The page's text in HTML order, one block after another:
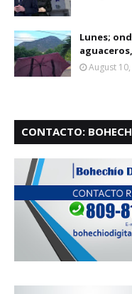
Lunes;
August
CONTACTO: